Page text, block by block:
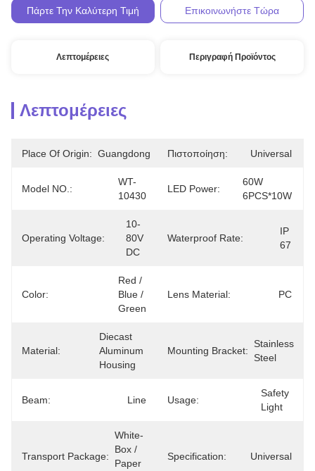
Πάρτε Την Καλύτερη Τιμή
Επικοινωνήστε Τώρα
Λεπτομέρειες Περιγραφή Προϊόντος
Λεπτομέρειες
Place Of Origin: Guangdong Πιστοποίηση: Universal
Model NO.:
WT-
10430
LED Power:
60W
6PCS*10W
Operating Voltage:
10-
80V
DC
Waterproof Rate:
IP
67
Color:
Red /
Blue /
Green
Lens Material: PC
Material:
Diecast
Aluminum
Housing
Mounting Bracket:
Stainless
Steel
Beam: Line Usage:
Safety
Light
Transport Package:
White-
Box /
Paper
Specification: Universal